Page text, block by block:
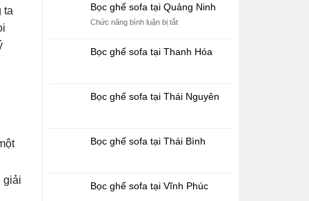
ta
giải
Bọc ghế sofa tại Quảng Ninh
Chức năng bình luận bị tắtở
sofa
Ninh
Bọc ghế sofa tại Thanh Hóa
Bọc ghế sofa tại Thái Nguyên
Bọc ghế sofa tại Thái Bình
Bọc ghế sofa tại Vĩnh Phúc